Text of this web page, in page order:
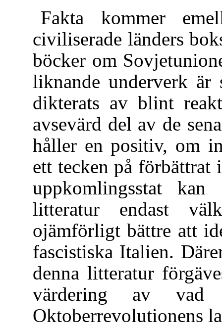
Fakta kommer
civiliserade länders
böcker om
liknande underverk är
dikterats av blint
avsevärd del av de
håller en positiv, om
ett tecken på
uppkomlingsstat
litteratur endast
ojämförligt bättre att
fascistiska Italien.
denna litteratur
värdering av
Oktoberrevolutionens